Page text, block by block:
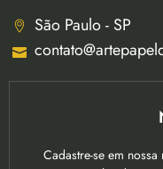
São Paulo - SP
Cadastre-se em